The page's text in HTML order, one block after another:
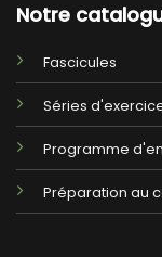
Notre
Fascicules
Séries
Programme
Préparation au